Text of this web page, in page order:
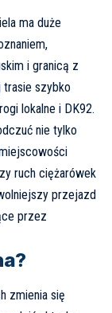
ma duże
i granicą z
trasie szybko
lokalne i DK92.
nie tylko
ruch ciężarówek
przejazd
przez
zmienia się